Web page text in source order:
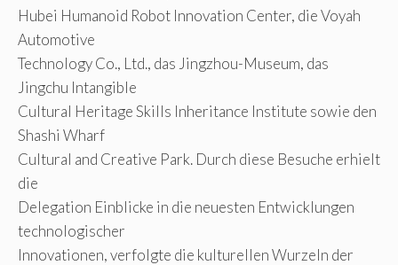
Hubei Humanoid Robot Innovation Center, die Voyah
Automotive
Technology Co., Ltd., das Jingzhou-Museum, das
Jingchu Intangible
Cultural Heritage Skills Inheritance Institute sowie den
Shashi Wharf
Cultural and Creative Park. Durch diese Besuche erhielt
die
Delegation Einblicke in die neuesten Entwicklungen
technologischer
Innovationen, verfolgte die kulturellen Wurzeln der